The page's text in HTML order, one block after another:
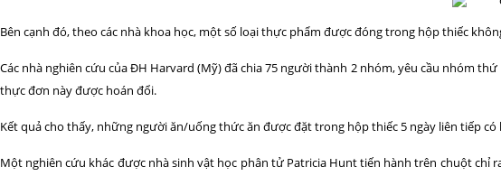
Bên cạnh đó, theo các nhà khoa học, một số loại thực phẩm được đóng trong hộp thiếc
Các nhà nghiên cứu của ĐH Harvard (Mỹ) đã chia 75 người thành 2 nhóm, yêu cầu nhóm
thực đơn này được hoán đổi.
Kết quả cho thấy, những người ăn/uống thức ăn được đặt trong hộp thiếc 5 ngày liên tiếp
Một nghiên cứu khác được nhà sinh vật học phân tử Patricia Hunt tiến hành trên chuột chỉ